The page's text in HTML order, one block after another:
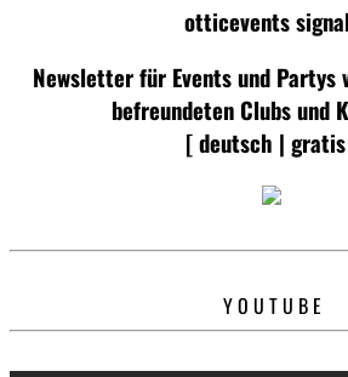
otticevents
Newsletter für Events und Partys
befreundeten Clubs und
[ deutsch |
Y O U T U B E